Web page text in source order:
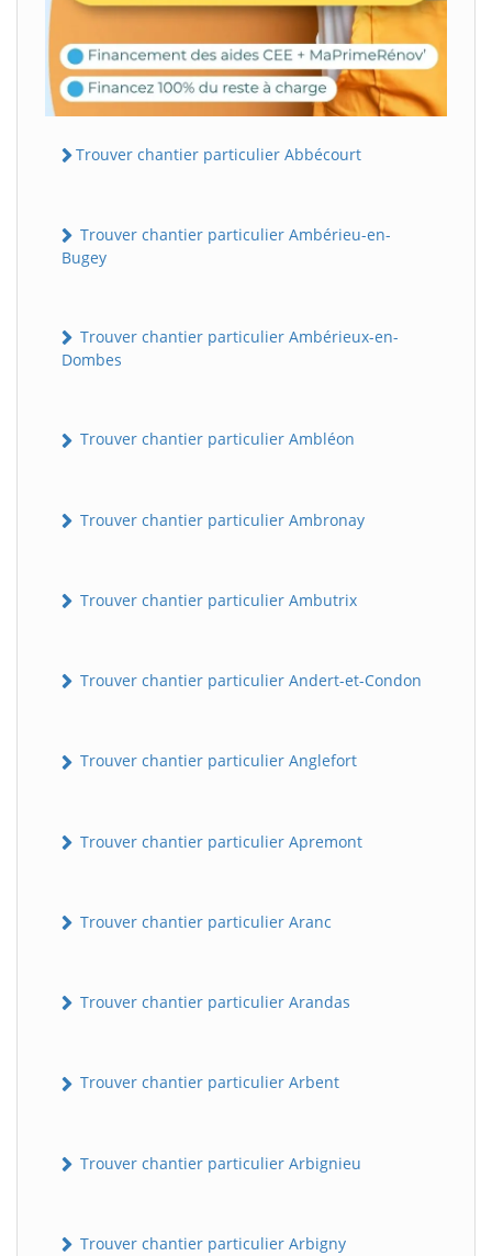
Trouver chantier particulier Abbécourt
Trouver chantier particulier Ambérieu-en-
Bugey
Trouver chantier particulier Ambérieux-en-
Dombes
Trouver chantier particulier Ambléon
Trouver chantier particulier Ambronay
Trouver chantier particulier Ambutrix
Trouver chantier particulier Andert-et-Condon
Trouver chantier particulier Anglefort
Trouver chantier particulier Apremont
Trouver chantier particulier Aranc
Trouver chantier particulier Arandas
Trouver chantier particulier Arbent
Trouver chantier particulier Arbignieu
Trouver chantier particulier Arbigny